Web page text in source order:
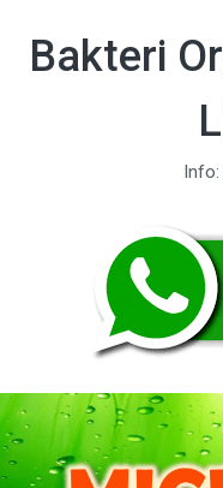
Bakteri